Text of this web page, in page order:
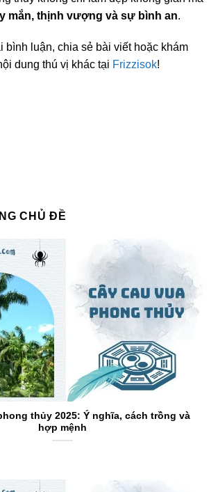
mắn, thịnh vượng và sự bình an.
luận, chia sẻ bài viết hoặc khám
dung thú vị khác tại Frizzisok!
CHỦ ĐỀ
thủy 2025: Ý nghĩa, cách trồng và
hợp mệnh